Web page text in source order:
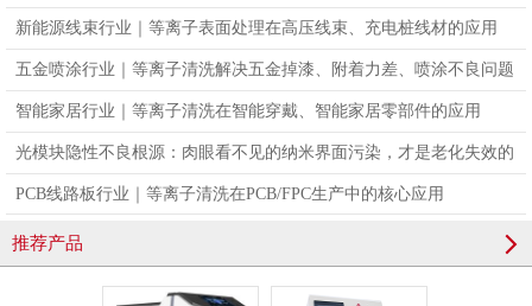
新能源线束行业｜等离子表面处理在高压线束、充电桩线材的应用
五金喷涂行业｜等离子清洗解决五金掉漆、附着力差、喷涂不良问题
智能家居行业｜等离子清洗在智能穿戴、智能家居零部件的应用
光模块隐性不良根源：肉眼看不见的纳米界面污染，才是老化失效的
真凶
PCB线路板行业｜等离子清洗在PCB/FPC生产中的核心应用
推荐产品